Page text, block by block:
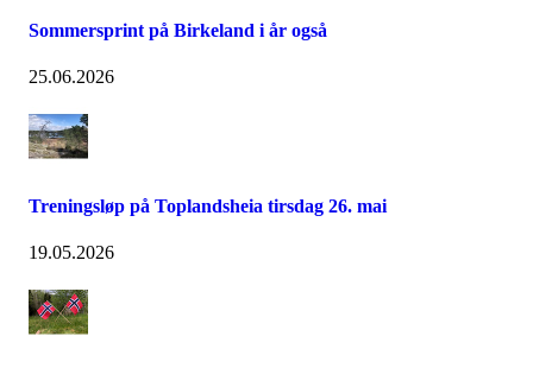
Sommersprint på Birkeland i år også
25.06.2026
Treningsløp på Toplandsheia tirsdag 26. mai
19.05.2026